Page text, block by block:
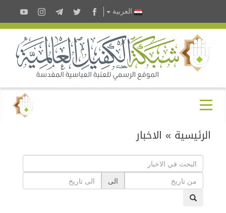
العربية
الرئيسية » الاخبار
الى